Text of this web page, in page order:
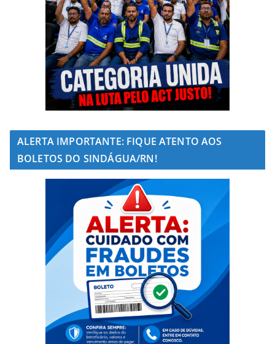
ALERTA IMPORTANTE: FIQUE ATENTO AOS
BOLETOS DO SINDÁGUA/RN!